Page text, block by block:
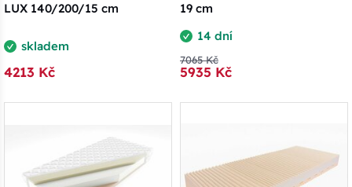
LUX 140/200/15 cm
skladem
4213 Kč
19 cm
14 dní
7065 Kč
5935 Kč